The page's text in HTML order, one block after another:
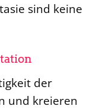
sind keine
der
und kreieren